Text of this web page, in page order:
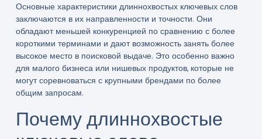
Основные характеристики длиннохвостых ключевых слов
заключаются в их направленности и точности. Они
обладают меньшей конкуренцией по сравнению с более
короткими терминами и дают возможность занять более
высокое место в поисковой выдаче. Это особенно важно
для малого бизнеса или нишевых продуктов, которые не
могут соревноваться с крупными брендами по более
общим запросам.
Почему длиннохвостые